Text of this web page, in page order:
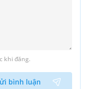
khi đăng.
bình luận